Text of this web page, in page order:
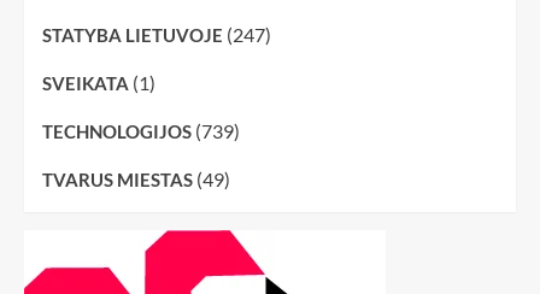
STATYBA LIETUVOJE (247)
SVEIKATA (1)
TECHNOLOGIJOS (739)
TVARUS MIESTAS (49)